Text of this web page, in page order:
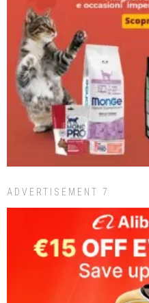
ADVERTISEMENT 7